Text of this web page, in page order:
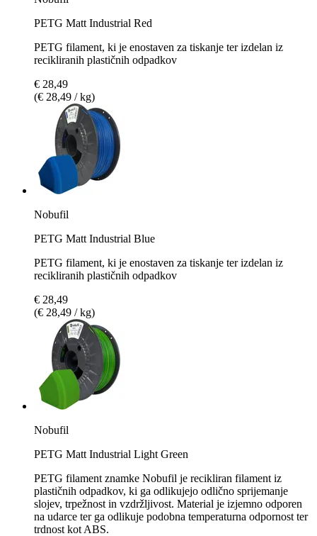
PETG Matt Industrial Red
PETG filament, ki je enostaven za tiskanje ter izdelan iz
recikliranih plastičnih odpadkov
€ 28,49
(€ 28,49 / kg)
Nobufil
PETG Matt Industrial Blue
PETG filament, ki je enostaven za tiskanje ter izdelan iz
recikliranih plastičnih odpadkov
€ 28,49
(€ 28,49 / kg)
Nobufil
PETG Matt Industrial Light Green
PETG filament znamke Nobufil je recikliran filament iz
plastičnih odpadkov, ki ga odlikujejo odlično sprijemanje
slojev, trpežnost in vzdržljivost. Material je izjemno odporen
na udarce ter ga odlikuje podobna temperaturna odpornost ter
trdnost kot ABS.